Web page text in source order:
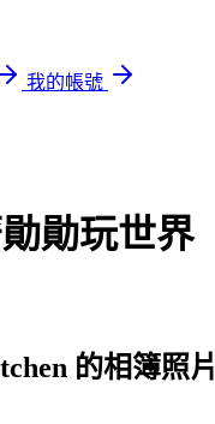
我的帳號
勛玩世界
的相簿照片